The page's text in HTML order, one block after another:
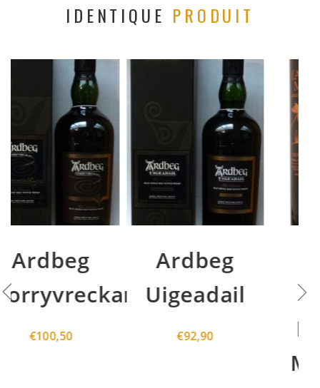
IDENTIQUE PRODUIT
Ardbeg
Uigeadail
Whisky
Arran
Machrie